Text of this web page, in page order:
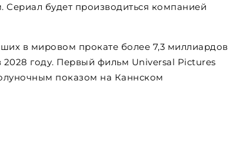
будет производиться компанией
в мировом прокате более 7,3 миллиардов
2028 году. Первый фильм Universal Pictures
показом на Каннском